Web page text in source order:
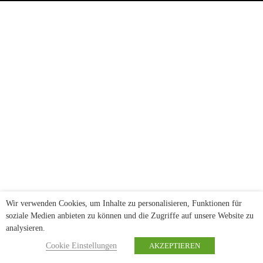
Wir verwenden Cookies, um Inhalte zu personalisieren, Funktionen für
soziale Medien anbieten zu können und die Zugriffe auf unsere Website zu
analysieren.
Cookie Einstellungen
AKZEPTIEREN